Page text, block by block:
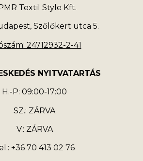
Textil Style Kft.
Szőlőkert utca 5.
24712932-2-41
NYITVATARTÁS
H.-P: 09:00-17:00
SZ.: ZÁRVA
V.: ZÁRVA
+36 70 413 02 76